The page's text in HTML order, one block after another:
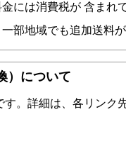
には消費税が 含まれ
部地域でも追加送料
）について
。詳細は、各リンク